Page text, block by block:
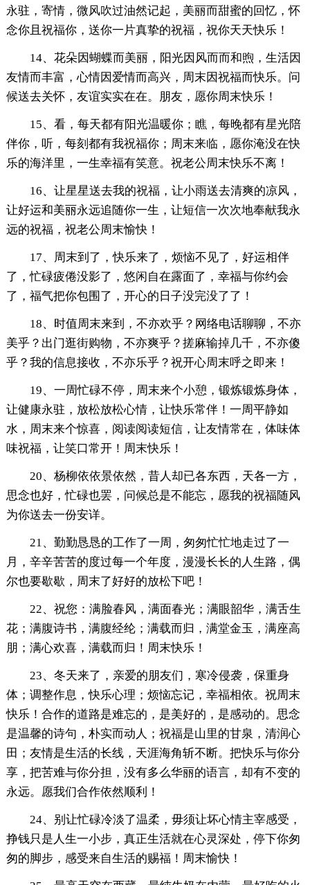
永驻，寄情，微风吹过油然记起，美丽而甜蜜的回忆，怀
念你且祝福你，送你一片真挚的祝福，祝你天天快乐！
14、花朵因蝴蝶而美丽，阳光因风而而和煦，生活因
友情而丰富，心情因爱情而高兴，周末因祝福而快乐。问
候送去关怀，友谊实实在在。朋友，愿你周末快乐！
15、看，每天都有阳光温暖你；瞧，每晚都有星光陪
伴你，听，每刻都有我祝福你；周末来临，愿你淹没在快
乐的海洋里，一生幸福有笑意。祝老公周末快乐不离！
16、让星星送去我的祝福，让小雨送去清爽的凉风，
让好运和美丽永远追随你一生，让短信一次次地奉献我永
远的祝福，祝老公周末愉快！
17、周末到了，快乐来了，烦恼不见了，好运相伴
了，忙碌疲倦没影了，悠闲自在露面了，幸福与你约会
了，福气把你包围了，开心的日子没完没了了！
18、时值周末来到，不亦欢乎？网络电话聊聊，不亦
美乎？出门逛街购物，不亦爽乎？搓麻输掉几千，不亦傻
乎？我的信息接收，不亦乐乎？祝开心周末呼之即来！
19、一周忙碌不停，周末来个小憩，锻炼锻炼身体，
让健康永驻，放松放松心情，让快乐常伴！一周平静如
水，周末来个惊喜，阅读阅读短信，让友情常在，体味体
味祝福，让笑口常开！周末快乐！
20、杨柳依依景依然，昔人却已各东西，天各一方，
思念也好，忙碌也罢，问候总是不能忘，愿我的祝福随风
为你送去一份安详。
21、勤勤恳恳的工作了一周，匆匆忙忙地走过了一
月，辛辛苦苦的度过每一个年度，漫漫长长的人生路，偶
尔也要歇歇，周末了好好的放松下吧！
22、祝您：满脸春风，满面春光；满眼韶华，满舌生
花；满腹诗书，满腹经纶；满载而归，满堂金玉，满座高
朋；满心欢喜，满载而归！周末快乐！
23、冬天来了，亲爱的朋友们，寒冷侵袭，保重身
体；调整作息，快乐心理；烦恼忘记，幸福相依。祝周末
快乐！合作的道路是难忘的，是美好的，是感动的。思念
是温馨的诗句，朴实而动人；祝福是山里的甘泉，清润心
田；友情是生活的长线，天涯海角斩不断。把快乐与你分
享，把苦难与你分担，没有多么华丽的语言，却有不变的
永远。愿我们合作依然顺利！
24、别让忙碌冷淡了温柔，毋须让坏心情主宰感受，
挣钱只是人生一小步，真正生活就在心灵深处，停下你匆
匆的脚步，感受来自生活的赐福！周末愉快！